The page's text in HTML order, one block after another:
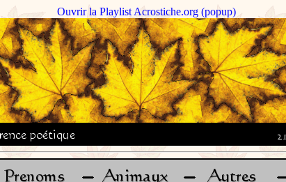
Ouvrir la Playlist Acrostiche.org (popup)